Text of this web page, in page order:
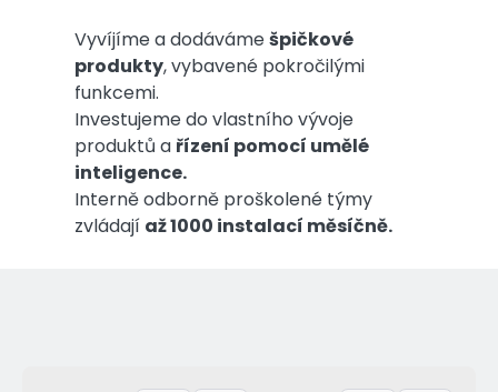
Vyvíjíme a dodávámešpičkové
produkty, vybavené pokročilými
funkcemi.
Investujeme do vlastního vývoje
produktů a řízení pomocí umělé
inteligence.
Interně odborně proškolené týmy
zvládají až 1000 instalací měsíčně.